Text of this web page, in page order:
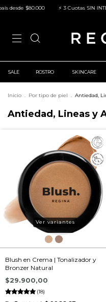
$80.000 ⚡ 3 Cuotas SIN
SALE ROSTRO SKINCARE
Inicio . Por tipo de piel . Antiedad,
Antiedad, Lineas y
Blush en Crema | Tonalizador y
Bronzer Natural
(18)
$29.900,00
Ver variantes